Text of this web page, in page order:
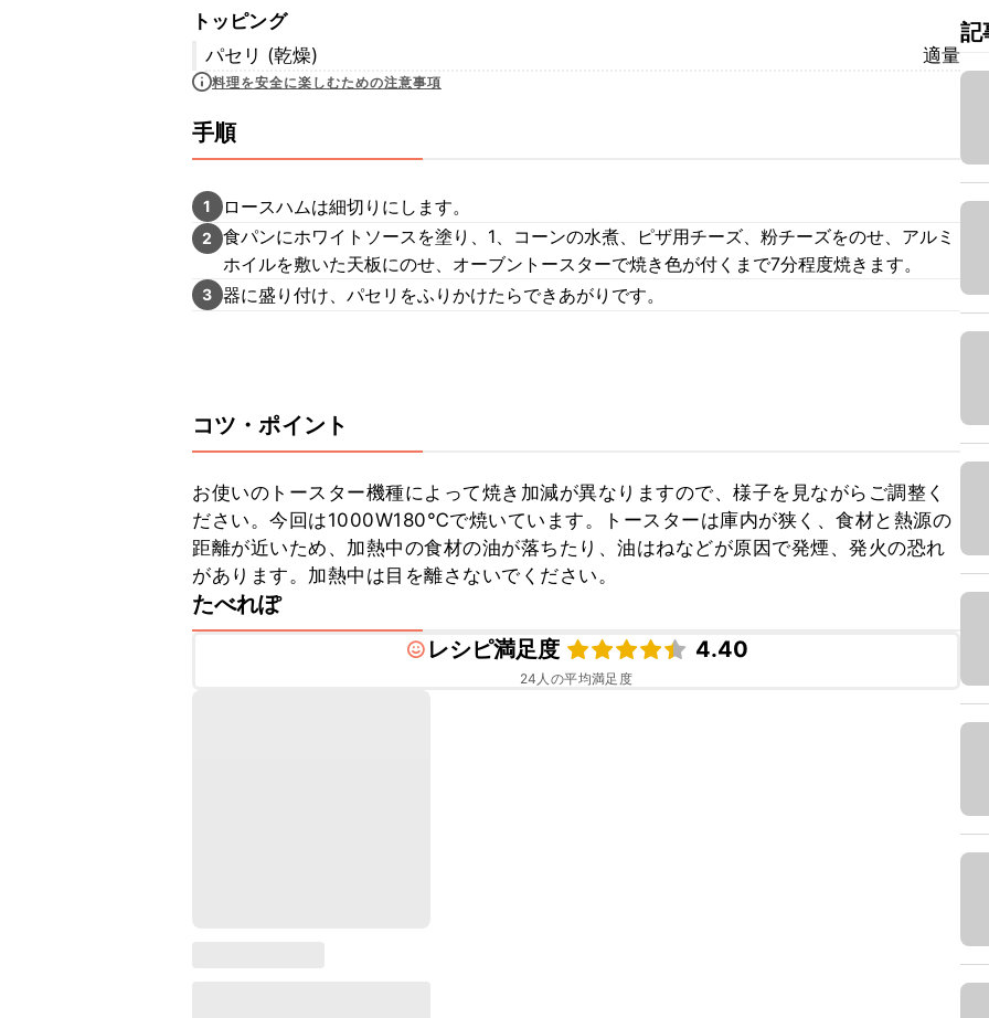
トッピング
パセリ (乾燥)
適量
料理を安全に楽しむための注意事項
手順
1 ロースハムは細切りにします。
2
食パンにホワイトソースを塗り、1、コーンの水煮、ピザ用チーズ、粉チーズをのせ、アルミ
ホイルを敷いた天板にのせ、オーブントースターで焼き色が付くまで7分程度焼きます。
3 器に盛り付け、パセリをふりかけたらできあがりです。
コツ・ポイント
お使いのトースター機種によって焼き加減が異なりますので、様子を見ながらご調整く
ださい。今回は1000W180℃で焼いています。トースターは庫内が狭く、食材と熱源の
距離が近いため、加熱中の食材の油が落ちたり、油はねなどが原因で発煙、発火の恐れ
があります。加熱中は目を離さないでください。
たべれぽ
レシピ満足度
4.40
24 人の平均満足度
記